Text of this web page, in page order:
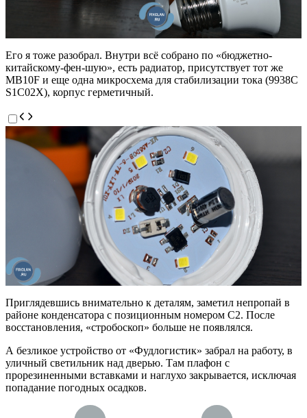
Его я тоже разобрал. Внутри всё собрано по «бюджетно-
китайскому-фен-шую», есть радиатор, присутствует тот же
MB10F и еще одна микросхема для стабилизации тока (9938С
S1C02X), корпус герметичный.
Приглядевшись внимательно к деталям, заметил непропай в
районе конденсатора с позиционным номером C2. После
восстановления, «стробоскоп» больше не появлялся.
А безликое устройство от «Фудлогистик» забрал на работу, в
уличный светильник над дверью. Там плафон с
прорезиненными вставками и наглухо закрывается, исключая
попадание погодных осадков.